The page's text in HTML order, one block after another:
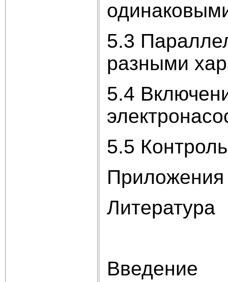
5.3
разными
5.4
5.5
Приложения
Литература
Введение